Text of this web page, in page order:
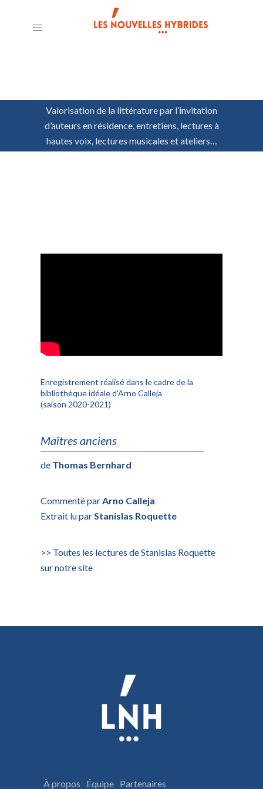
Valorisation de la littérature par l’invitation
d’auteurs en résidence, entretiens, lectures à
hautes voix, lectures musicales et ateliers…
Enregistrement réalisé dans le cadre de la
bibliothèque idéale d'Arno Calleja
(saison 2020-2021)
Maîtres anciens
de Thomas Bernhard
Commenté parArno Calleja
Extrait lu parStanislas Roquette
>> Toutes les lectures de Stanislas Roquette
sur notre site
À propos Équipe Partenaires